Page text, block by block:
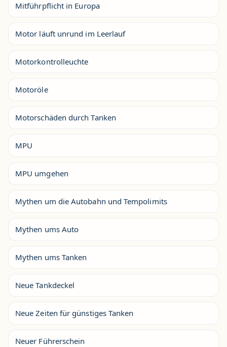
Mitführpflicht in Europa
Motor läuft unrund im Leerlauf
Motorkontrolleuchte
Motoröle
Motorschäden durch Tanken
MPU
MPU umgehen
Mythen um die Autobahn und Tempolimits
Mythen ums Auto
Mythen ums Tanken
Neue Tankdeckel
Neue Zeiten für günstiges Tanken
Neuer Führerschein